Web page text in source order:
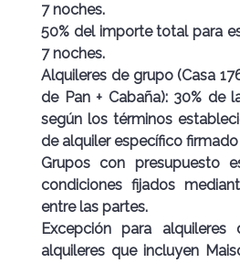
7 noches.
50% del importe total para
7 noches.
Alquileres de grupo(Casa
de Pan + Cabaña): 30% de
según los términos
de alquiler específico
Grupos con presupuesto
condiciones fijados
entre las partes.
Excepción para alquileres
alquileres que incluyen